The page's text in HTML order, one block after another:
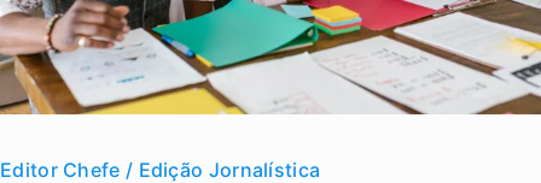
Editor Chefe / Edição Jornalística
Chefe